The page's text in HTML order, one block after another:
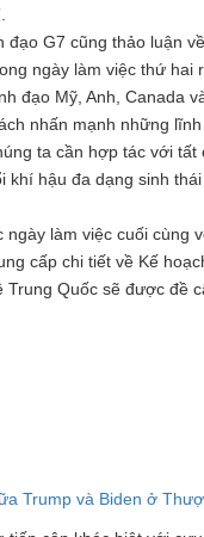
G7 cũng thảo luận
ngày làm việc thứ hai
đạo Mỹ, Anh, Canada
nhấn mạnh những
ta cần hợp tác với
khí hậu đa dạng sinh
làm việc cuối cùng
cấp chi tiết về Kế
Quốc sẽ được đề
Trump và Biden ở